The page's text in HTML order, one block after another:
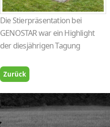
Die Stierpräsentation bei
GENOSTAR war ein Highlight
der diesjährigen Tagung
Zurück